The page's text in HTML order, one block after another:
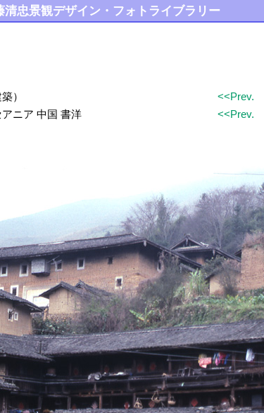
忠景観デザイン・フォトライブラリー
） <<Prev.
ニア 中国 書洋 <<Prev.